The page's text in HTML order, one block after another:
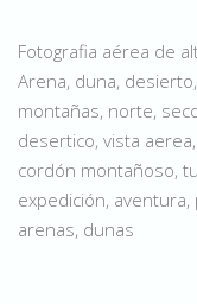
Fotografia aérea de
Arena, duna,
montañas, norte,
desertico, vista
cordón montañoso,
expedición, aventura,
arenas, dunas